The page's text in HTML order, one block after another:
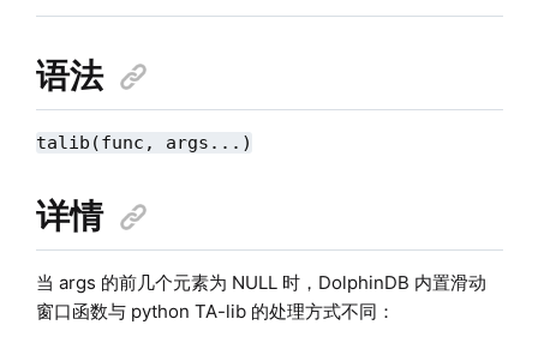
语法
talib(func, args...)
详情
当 args 的前几个元素为 NULL 时，DolphinDB 内置滑动
窗口函数与 python TA-lib 的处理方式不同：